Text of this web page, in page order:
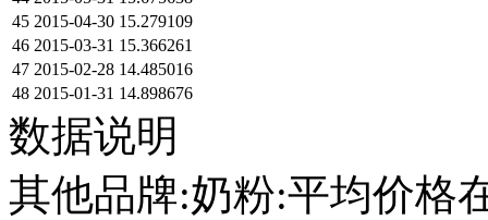
45 2015-04-30 15.279109
46 2015-03-31 15.366261
47 2015-02-28 14.485016
48 2015-01-31 14.898676
数据说明
其他品牌:奶粉:平均价格